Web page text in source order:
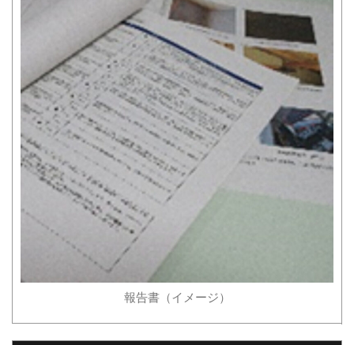
報告書（イメージ）